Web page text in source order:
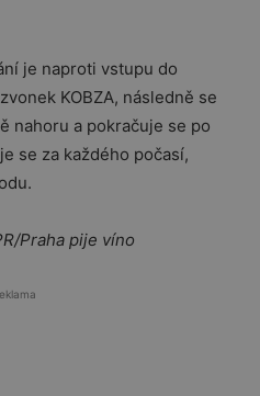
je naproti vstupu do
KOBZA, následně se
nahoru a pokračuje se po
se za každého počasí,
Praha pije víno